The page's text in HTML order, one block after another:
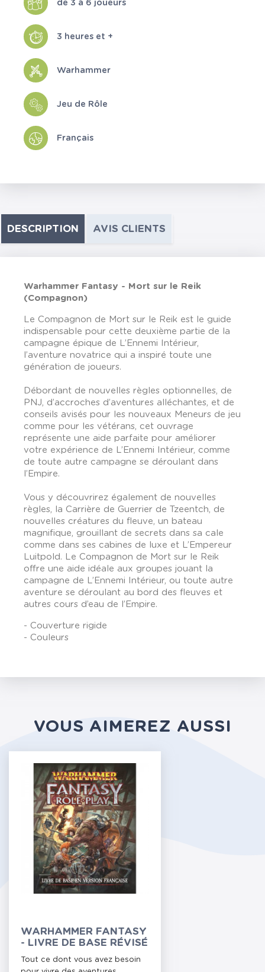
de 3 à 6 joueurs
3 heures et +
Warhammer
Jeu de Rôle
Français
DESCRIPTION AVIS CLIENTS
Warhammer Fantasy - Mort sur le Reik
(Compagnon)
Le Compagnon de Mort sur le Reik est le guide
indispensable pour cette deuxième partie de la
campagne épique de L’Ennemi Intérieur,
l’aventure novatrice qui a inspiré toute une
génération de joueurs.
Débordant de nouvelles règles optionnelles, de
PNJ, d’accroches d’aventures alléchantes, et de
conseils avisés pour les nouveaux Meneurs de jeu
comme pour les vétérans, cet ouvrage
représente une aide parfaite pour améliorer
votre expérience de L’Ennemi Intérieur, comme
de toute autre campagne se déroulant dans
l’Empire.
Vous y découvrirez également de nouvelles
règles, la Carrière de Guerrier de Tzeentch, de
nouvelles créatures du fleuve, un bateau
magnifique, grouillant de secrets dans sa cale
comme dans ses cabines de luxe et L’Empereur
Luitpold. Le Compagnon de Mort sur le Reik
offre une aide idéale aux groupes jouant la
campagne de L’Ennemi Intérieur, ou toute autre
aventure se déroulant au bord des fleuves et
autres cours d’eau de l’Empire.
- Couverture rigide
- Couleurs
VOUS AIMEREZ AUSSI
WARHAMMER FANTASY
- LIVRE DE BASE RÉVISÉ
Tout ce dont vous avez besoin